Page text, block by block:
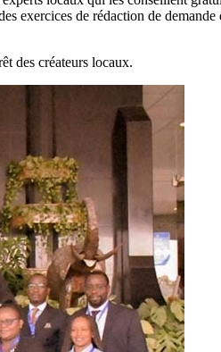
exercices de rédaction de
des créateurs locaux.